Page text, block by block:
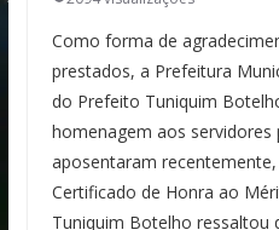
Como forma de
prestados, a Prefeitura
do Prefeito Tuniquim
homenagem aos servidores
aposentaram
Certificado de Honra ao
Tuniquim Botelho ressaltou